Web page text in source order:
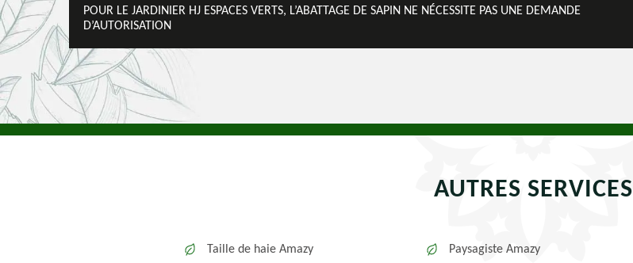
POUR LE JARDINIER HJ ESPACES VERTS, L’ABATTAGE DE SAPIN NE NÉCESSITE PAS UNE DEMANDE
D’AUTORISATION
AUTRES SERVICES
Taille de haie Amazy Paysagiste Amazy